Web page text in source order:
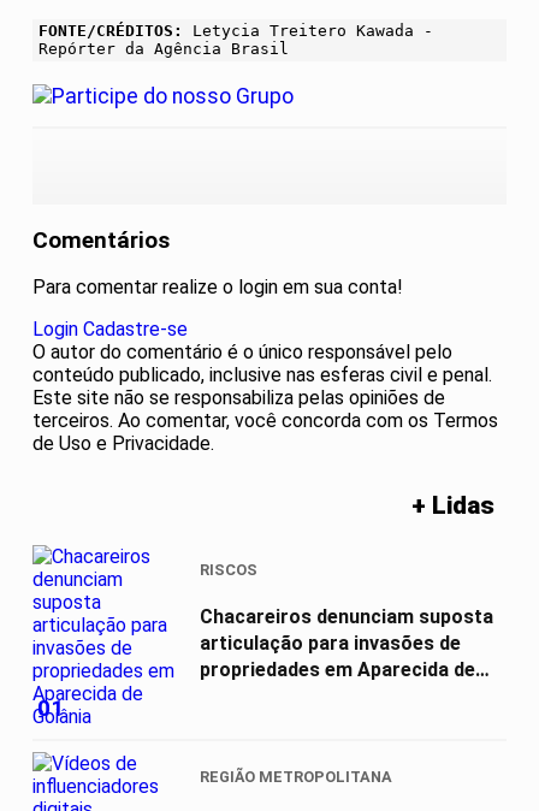
FONTE/CRÉDITOS:
Letycia Treitero Kawada -
Repórter da Agência Brasil
Comentários
Para comentar realize o login em sua conta!
Login Cadastre-se
O autor do comentário é o único responsável pelo
conteúdo publicado, inclusive nas esferas civil e penal.
Este site não se responsabiliza pelas opiniões de
terceiros. Ao comentar, você concorda com os Termos
de Uso e Privacidade.
+ Lidas
01
RISCOS
Chacareiros denunciam suposta
articulação para invasões de
propriedades em Aparecida de
REGIÃO METROPOLITANA